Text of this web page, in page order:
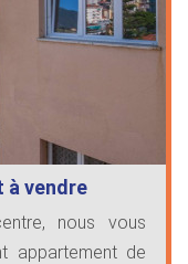
à vendre
nous vous
appartement de